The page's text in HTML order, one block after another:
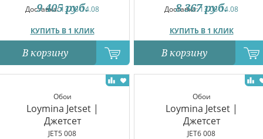
Доставка:13.08-14.08
КУПИТЬ В 1 КЛИК
9 405 руб.
В корзину
Доставка:13.08-14.08
КУПИТЬ В 1 КЛИК
8 367 руб.
В корзину
Обои
Loymina Jetset |
Джетсет
JET5 008
Обои
Loymina Jetset |
Джетсет
JET6 008